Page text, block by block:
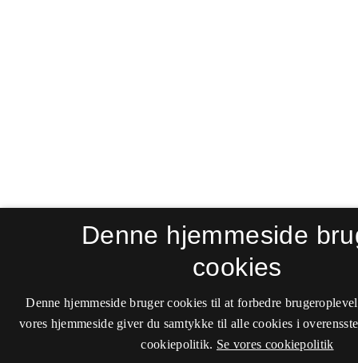
Denne hjemmeside
cookies
Denne hjemmeside bruger cookies til at forbedre
vores hjemmeside giver du samtykke til alle cookies i
cookiepolitik. Se vores cookiepolitik